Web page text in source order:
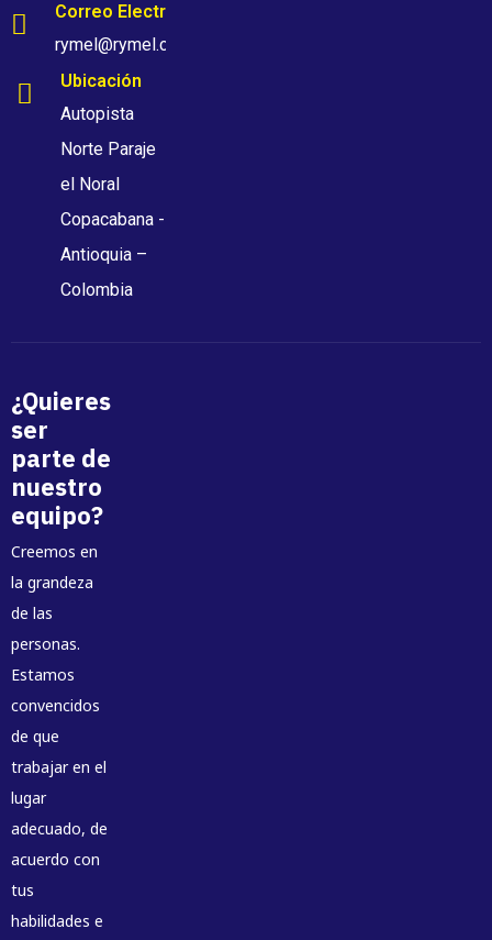
Correo Electrónico
rymel@rymel.com.co
Ubicación
Autopista
Norte Paraje
el Noral
Copacabana -
Antioquia –
Colombia
¿Quieres
ser
parte de
nuestro
equipo?
Creemos en
la grandeza
de las
personas.
Estamos
convencidos
de que
trabajar en el
lugar
adecuado, de
acuerdo con
tus
habilidades e